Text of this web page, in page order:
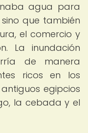
agua para
que también
el comercio y
La inundación
de manera
ricos en los
egipcios
la cebada y el